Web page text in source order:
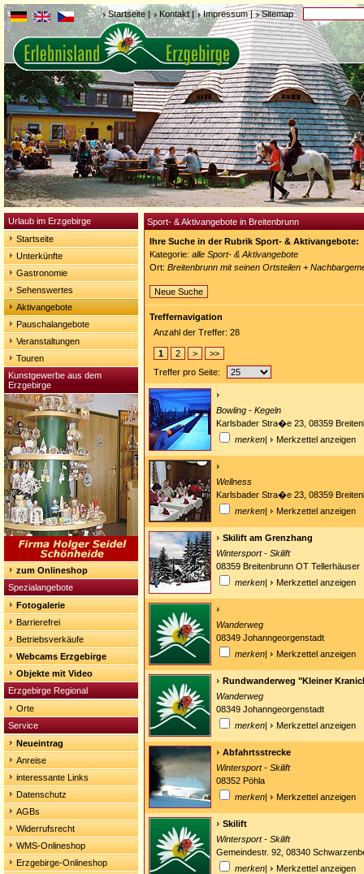
Startseite| Kontakt| Impressum| Sitemap
Urlaub im Erzgebirge
Startseite
Unterkünfte
Gastronomie
Sehenswertes
Aktivangebote
Pauschalangebote
Veranstaltungen
Touren
Kunstgewerbe aus dem
Erzgebirge
zum Onlineshop
Spezialangebote
Fotogalerie
Barrierefrei
Betriebsverkäufe
Webcams Erzgebirge
Objekte mit Video
Erzgebirge Regional
Orte
Service
Neueintrag
Anreise
interessante Links
Datenschutz
AGBs
Widerrufsrecht
WMS-Onlineshop
Erzgebirge-Onlineshop
Sport- & Aktivangebote in Breitenbrunn
Ihre Suche in der Rubrik Sport- & Aktivangebote:
Kategorie: alle Sport- & Aktivangebote
Ort: Breitenbrunn mit seinen Ortsteilen +
Neue Suche
Treffernavigation
Anzahl der Treffer: 28
1 2 >
>>
Treffer pro Seite:
Bowling - Kegeln
Karlsbader Stra�e 23, 08359
merken| Merkzettel anzeigen
Wellness
Karlsbader Stra�e 23, 08359
merken| Merkzettel anzeigen
Skilift am Grenzhang
Wintersport - Skilift
08359 Breitenbrunn OT Tellerhäuser
merken| Merkzettel anzeigen
Wanderweg
08349 Johanngeorgenstadt
merken| Merkzettel anzeigen
Rundwanderweg "Kleiner
Wanderweg
08349 Johanngeorgenstadt
merken| Merkzettel anzeigen
Abfahrtsstrecke
Wintersport - Skilift
08352 Pöhla
merken| Merkzettel anzeigen
Skilift
Wintersport - Skilift
Gemeindestr. 92, 08340
merken| Merkzettel anzeigen